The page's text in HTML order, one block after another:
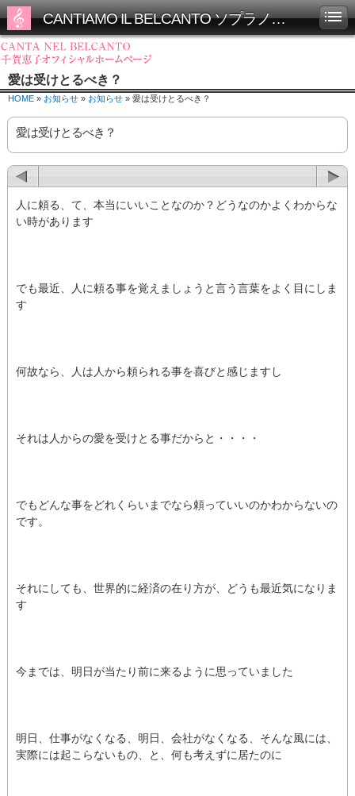
CANTIAMO IL BELCANTO ソプラノ千賀恵子オフィシャルホームページ
愛は受けとるべき？
HOME » お知らせ » お知らせ » 愛は受けとるべき？
愛は受けとるべき？
人に頼る、て、本当にいいことなのか？どうなのかよくわからな
い時があります
でも最近、人に頼る事を覚えましょうと言う言葉をよく目にしま
す
何故なら、人は人から頼られる事を喜びと感じますし
それは人からの愛を受けとる事だからと・・・・
でもどんな事をどれくらいまでなら頼っていいのかわからないの
です。
それにしても、世界的に経済の在り方が、どうも最近気になりま
す
今までは、明日が当たり前に来るように思っていました
明日、仕事がなくなる、明日、会社がなくなる、そんな風には、
実際には起こらないもの、と、何も考えずに居たのに